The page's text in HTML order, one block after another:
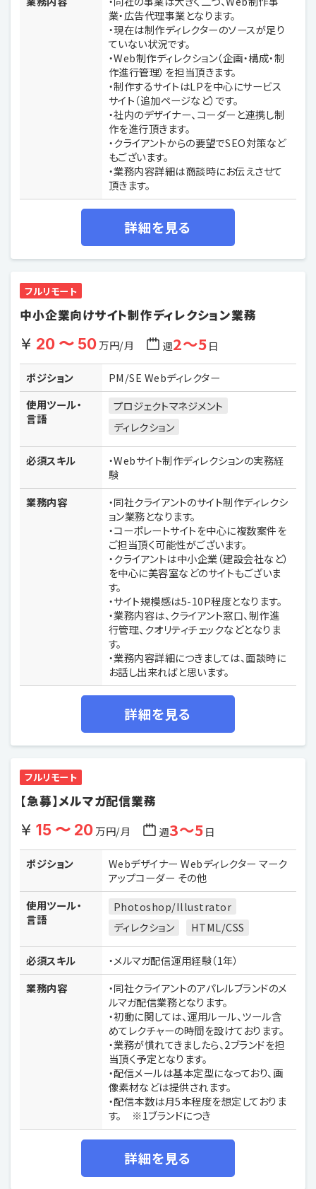
業・広告代理事業となります。
・現在は制作ディレクターのソースが足り
ていない状況です。
・Web制作ディレクション（企画・構成・制
作進行管理）を担当頂きます。
・制作するサイトはLPを中心にサービス
サイト（追加ページなど）です。
・社内のデザイナー、コーダーと連携し制
作を進行頂きます。
・クライアントからの要望でSEO対策など
もございます。
・業務内容詳細は商談時にお伝えさせて
頂きます。
詳細を見る
フルリモート
中小企業向けサイト制作ディレクション業務
20 〜 50万円/月 週2〜5日
ポジション
PM/SE Webディレクター
使用ツール・
言語
プロジェクトマネジメント
ディレクション
必須スキル
・Webサイト制作ディレクションの実務経
験
業務内容
・同社クライアントのサイト制作ディレクシ
ョン業務となります。
・コーポレートサイトを中心に複数案件を
ご担当頂く可能性がございます。
・クライアントは中小企業（建設会社など）
を中心に美容室などのサイトもございま
す。
・サイト規模感は5-10P程度となります。
・業務内容は、クライアント窓口、制作進
行管理、クオリティチェックなどとなりま
す。
・業務内容詳細につきましては、面談時に
お話し出来ればと思います。
詳細を見る
フルリモート
【急募】メルマガ配信業務
15 〜 20万円/月 週3〜5日
ポジション
Webデザイナー Webディレクター マーク
アップコーダー その他
使用ツール・
言語
Photoshop/Illustrator
ディレクション
HTML/CSS
必須スキル
・メルマガ配信運用経験（1年）
業務内容
・同社クライアントのアパレルブランドのメ
ルマガ配信業務となります。
・初動に関しては、運用ルール、ツール含
めてレクチャーの時間を設けております。
・業務が慣れてきましたら、2ブランドを担
当頂く予定となります。
・配信メールは基本定型になっており、画
像素材などは提供されます。
・配信本数は月5本程度を想定しておりま
す。 ※1ブランドにつき
詳細を見る